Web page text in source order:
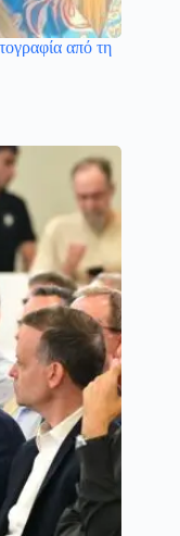
από τη